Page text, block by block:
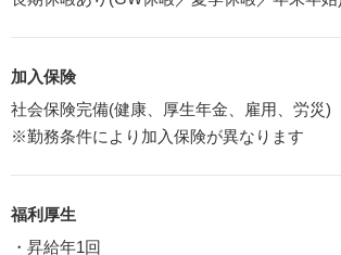
加入保険
社会保険完備(健康、厚生年金、雇用、労災)
※勤務条件により加入保険が異なります
福利厚生
・昇給年1回